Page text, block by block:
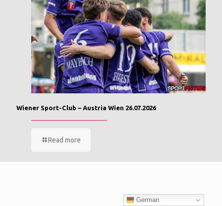
Wiener Sport-Club – Austria Wien 26.07.2026
Read more
German